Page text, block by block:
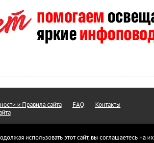
использовать этот сайт, вы соглашаетесь на их
и Правила сайта FAQ
Контакты